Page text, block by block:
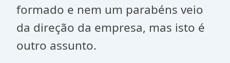
formado e nem um parabéns veio
da direção da empresa, mas isto é
outro assunto.